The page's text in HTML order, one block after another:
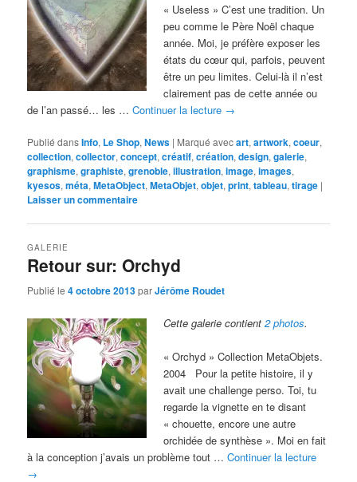
« Useless » C’est une tradition. Un
peu comme le Père Noël chaque
année. Moi, je préfère exposer les
états du cœur qui, parfois, peuvent
être un peu limites. Celui-là il n’est
clairement pas de cette année ou
de l’an passé… les …Continuer la lecture →
Publié dansInfo, Le Shop,News | Marqué avecart,artwork,coeur,
collection,collector,concept,créatif,création,design,galerie,
graphisme,graphiste,grenoble,illustration,image,images,
kyesos,méta,MetaObject,MetaObjet,objet,print,tableau,tirage |
Laisser un commentaire
Retour sur: Orchyd
GALERIE
Publié le4 octobre 2013parJérôme Roudet
Cette galerie contient2 photos.
« Orchyd » Collection MetaObjets.
2004 Pour la petite histoire, il y
avait une challenge perso. Toi, tu
regarde la vignette en te disant
« chouette, encore une autre
orchidée de synthèse ». Moi en fait
à la conception j’avais un problème tout …Continuer la lecture
→